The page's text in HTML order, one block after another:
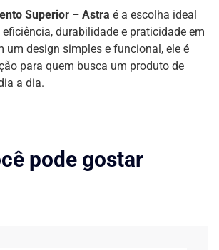
Superior – Astra é a escolha ideal
durabilidade e praticidade em
um design simples e funcional, ele é
para quem busca um produto de
a dia.
pode gostar